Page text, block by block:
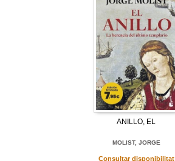
ANILLO, EL
MOLIST, JORGE
Consultar disponibilitat